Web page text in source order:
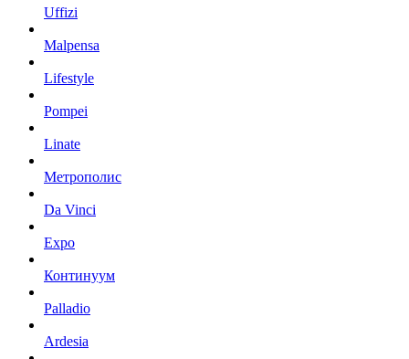
Uffizi
Malpensa
Lifestyle
Pompei
Linate
Метрополис
Da Vinci
Expo
Континуум
Palladio
Ardesia